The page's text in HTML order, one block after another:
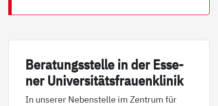
Be­ra­tungs­s­tel­le in der Es­se­
ner Uni­ver­si­täts­frau­en­k­li­nik
In unserer Nebenstelle im Zentrum für